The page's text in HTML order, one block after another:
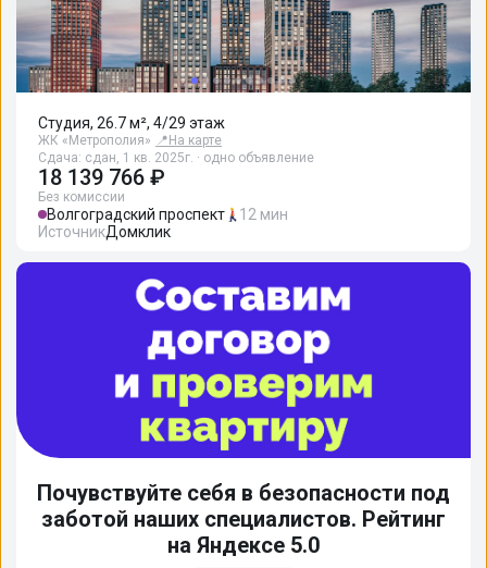
Студия, 26.7 м², 4/29 этаж
ЖК «Метрополия» 📍 На карте
Сдача: сдан, 1 кв. 2025г. · одно объявление
18 139 766 ₽
Без комиссии
Волгоградский проспект
12 мин
ИсточникДомклик
Почувствуйте себя в безопасности под
заботой наших специалистов. Рейтинг
на Яндексе 5.0